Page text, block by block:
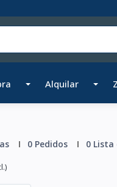
Alquilar
0 Pedidos 0 Lista
)